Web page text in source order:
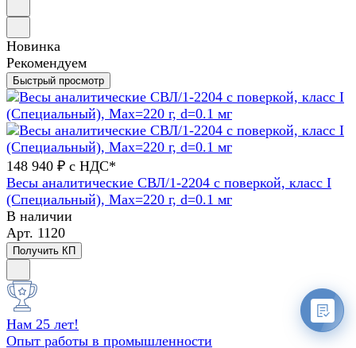
Новинка
Рекомендуем
Быстрый просмотр
148 940 ₽ с НДС*
Весы аналитические СВЛ/1-2204 с поверкой, класс I
(Специальный), Max=220 г, d=0.1 мг
В наличии
Арт. 1120
Получить КП
Нам 25 лет!
Опыт работы в промышленности